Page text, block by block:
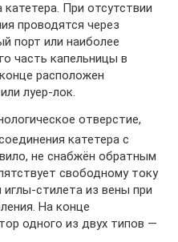
катетера. При отсутствии
проводятся через
порт или наиболее
часть капельницы в
расположен
луер-лок.
отверстие,
катетера с
не снабжён обратным
свободному току
иглы-стилета из вены при
На конце
одного из двух типов —